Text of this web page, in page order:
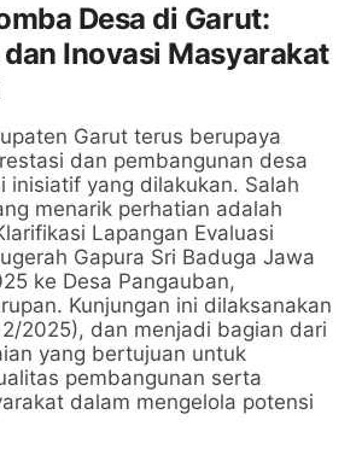
Desa di Garut:
Inovasi Masyarakat
Garut terus berupaya
dan pembangunan desa
inisiatif yang dilakukan. Salah
menarik perhatian adalah
Lapangan Evaluasi
Gapura Sri Baduga Jawa
ke Desa Pangauban,
Kunjungan ini dilaksanakan
2025), dan menjadi bagian dari
yang bertujuan untuk
pembangunan serta
dalam mengelola potensi